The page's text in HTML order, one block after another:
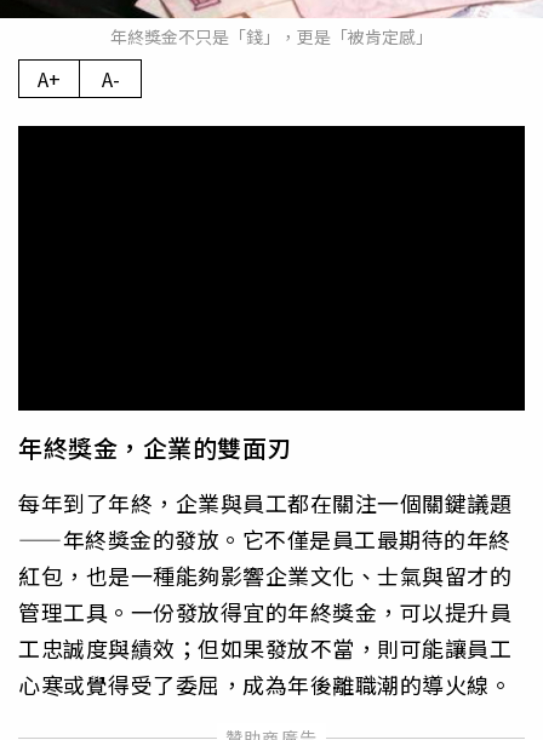
年終獎金不只是「錢」，更是「被肯定感」
A+ A-
年終獎金，企業的雙面刃
每年到了年終，企業與員工都在關注一個關鍵議題
——年終獎金的發放。它不僅是員工最期待的年終
紅包，也是一種能夠影響企業文化、士氣與留才的
管理工具。一份發放得宜的年終獎金，可以提升員
工忠誠度與績效；但如果發放不當，則可能讓員工
心寒或覺得受了委屈，成為年後離職潮的導火線。